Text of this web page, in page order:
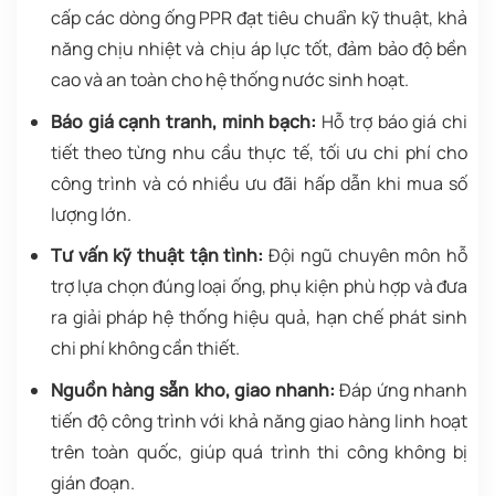
cấp các dòng ống PPR đạt tiêu chuẩn kỹ thuật, khả
năng chịu nhiệt và chịu áp lực tốt, đảm bảo độ bền
cao và an toàn cho hệ thống nước sinh hoạt.
Báo giá cạnh tranh, minh bạch: Hỗ trợ báo giá chi
tiết theo từng nhu cầu thực tế, tối ưu chi phí cho
công trình và có nhiều ưu đãi hấp dẫn khi mua số
lượng lớn.
Tư vấn kỹ thuật tận tình: Đội ngũ chuyên môn hỗ
trợ lựa chọn đúng loại ống, phụ kiện phù hợp và đưa
ra giải pháp hệ thống hiệu quả, hạn chế phát sinh
chi phí không cần thiết.
Nguồn hàng sẵn kho, giao nhanh: Đáp ứng nhanh
tiến độ công trình với khả năng giao hàng linh hoạt
trên toàn quốc, giúp quá trình thi công không bị
gián đoạn.